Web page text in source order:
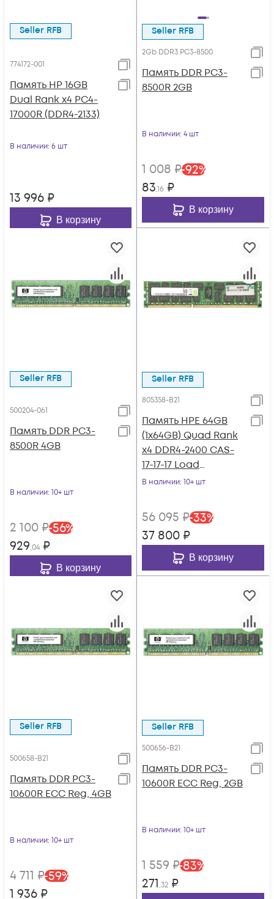
Seller RFB
774172-001
Память HP 16GB
Dual Rank x4 PC4-
17000R (DDR4-2133)
В наличии: 6 шт
13 996 ₽
В корзину
Seller RFB
2Gb DDR3 PC3-8500
Память DDR PC3-
8500R 2GB
В наличии: 4 шт
1 008 ₽-92%
83,16 ₽
В корзину
Seller RFB
500204-061
Память DDR PC3-
8500R 4GB
В наличии: 10+ шт
2 100 ₽-56%
929,04 ₽
В корзину
Seller RFB
805358-B21
Память HPE 64GB
(1x64GB) Quad Rank
x4 DDR4-2400 CAS-
17-17-17 Load
Reduced Memory Kit
В наличии: 10+ шт
56 095 ₽-33%
37 800 ₽
В корзину
Seller RFB
500658-B21
Память DDR PC3-
10600R ECC Reg, 4GB
В наличии: 10+ шт
4 711 ₽-59%
1 936 ₽
Seller RFB
500656-B21
Память DDR PC3-
10600R ECC Reg, 2GB
В наличии: 10+ шт
1 559 ₽-83%
271,32 ₽